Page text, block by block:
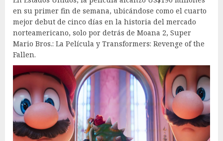
en su primer fin de semana, ubicándose como el cuarto
mejor debut de cinco días en la historia del mercado
norteamericano, solo por detrás de Moana 2, Super
Mario Bros.: La Película y Transformers: Revenge of the
Fallen.